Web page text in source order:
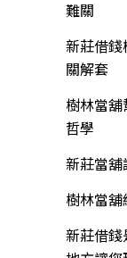
難關
新莊借
關解套
樹林當
哲學
新莊當
樹林當
新莊借